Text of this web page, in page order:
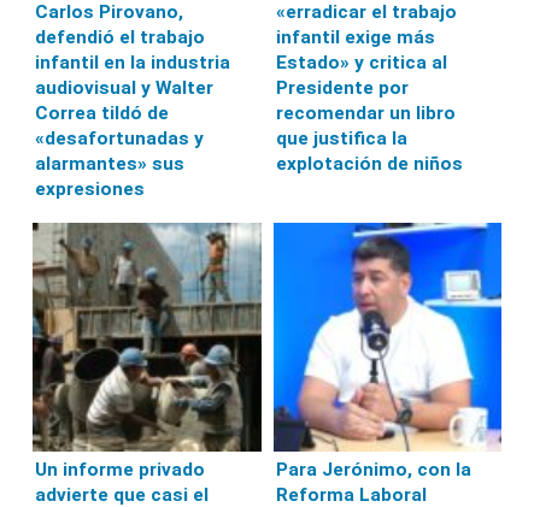
Carlos Pirovano,
defendió el trabajo
infantil en la industria
audiovisual y Walter
Correa tildó de
«desafortunadas y
alarmantes» sus
expresiones
«erradicar el trabajo
infantil exige más
Estado» y critica al
Presidente por
recomendar un libro
que justifica la
explotación de niños
Un informe privado
advierte que casi el
Para Jerónimo, con la
Reforma Laboral